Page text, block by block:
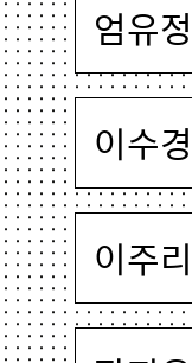
엄유정
이수경
이주리